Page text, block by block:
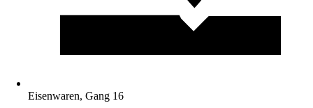
Eisenwaren, Gang 16